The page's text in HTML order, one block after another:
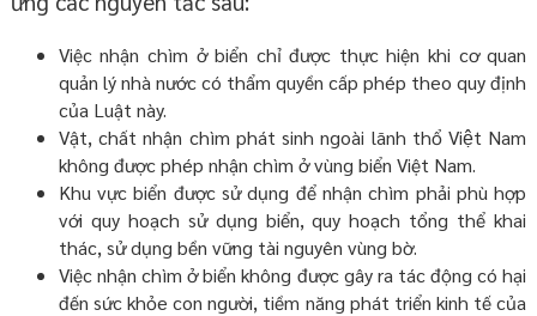
Việc nhận chìm ở biển chỉ được thực hiện khi cơ quan
quản lý nhà nước có thẩm quyền cấp phép theo quy định
của Luật này.
Vật, chất nhận chìm phát sinh ngoài lãnh thổ Việt Nam
không được phép nhận chìm ở vùng biển Việt Nam.
Khu vực biển được sử dụng để nhận chìm phải phù hợp
với quy hoạch sử dụng biển, quy hoạch tổng thể khai
thác, sử dụng bền vững tài nguyên vùng bờ.
Việc nhận chìm ở biển không được gây ra tác động có hại
đến sức khỏe con người, tiềm năng phát triển kinh tế của